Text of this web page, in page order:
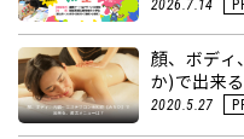
2026.7.14
顏、ボデ
か)で出来
2020.5.27